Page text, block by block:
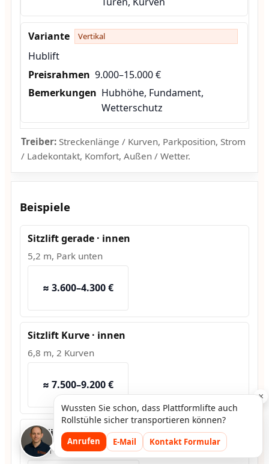
Vertikal
Hublift
9.000–15.000 €
Hubhöhe, Fundament,
Wetterschutz
Treiber:Streckenlänge / Kurven, Parkposition, Strom
/ Ladekontakt, Komfort, Außen / Wetter.
Beispiele
Sitzlift gerade · innen
5,2 m, Park unten
≈ 3.600–4.300 €
Sitzlift Kurve · innen
6,8 m, 2 Kurven
≈ 7.500–9.200 €
Hublift · außen
1,2 m Hub, Fundament
×
Wussten Sie schon, dass Plattformlifte auch
Rollstühle sicher transportieren können?
Anrufen E-Mail Kontakt Formular